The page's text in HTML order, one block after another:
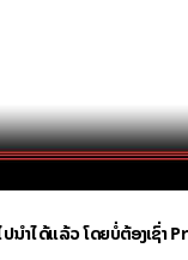
ນຳໄດ້ແລ້ວ ໂດຍບໍ່ຕ້ອງເຊົ່າ